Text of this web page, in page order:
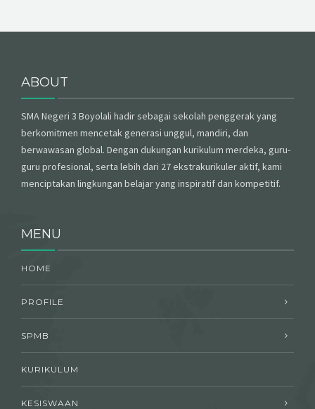
ABOUT
SMA Negeri 3 Boyolali hadir sebagai sekolah penggerak yang
berkomitmen mencetak generasi unggul, mandiri, dan
berwawasan global. Dengan dukungan kurikulum merdeka, guru-
guru profesional, serta lebih dari 27 ekstrakurikuler aktif, kami
menciptakan lingkungan belajar yang inspiratif dan kompetitif.
MENU
HOME
PROFILE
SPMB
KURIKULUM
KESISWAAN